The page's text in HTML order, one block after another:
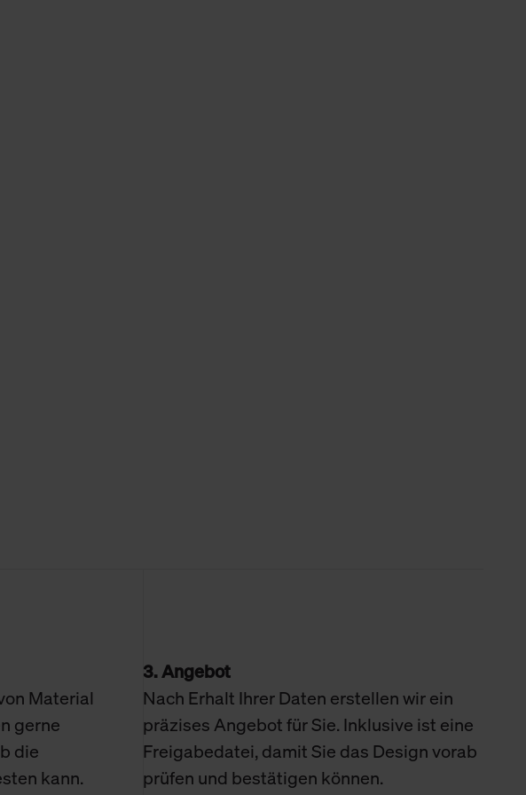
gesammelten Daten.
Ihrer persönlichen Daten finden Sie in
Material
gerne
die
kann.
3. Angebot
Nach Erhalt Ihrer Daten erstellen wir ein
präzises Angebot für Sie. Inklusive ist eine
Freigabedatei, damit Sie das Design vorab
prüfen und bestätigen können.